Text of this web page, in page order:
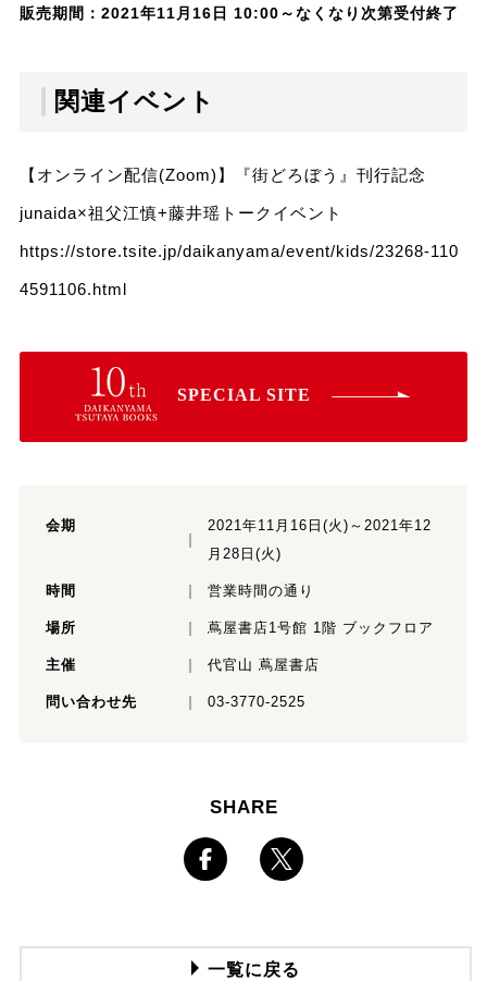
販売期間：2021年11月16日 10:00～なくなり次第受付終了
関連イベント
【オンライン配信(Zoom)】『街どろぼう』刊行記念
junaida×祖父江慎+藤井瑶トークイベント
https://store.tsite.jp/daikanyama/event/kids/23268-110
4591106.html
SPECIAL SITE
会期
2021年11月16日(火)～2021年12
月28日(火)
時間 営業時間の通り
場所 蔦屋書店1号館 1階 ブックフロア
主催 代官山 蔦屋書店
問い合わせ先 03-3770-2525
SHARE
一覧に戻る